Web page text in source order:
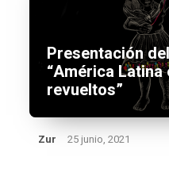
Presentación
“América
revueltos”
Zur 25 junio, 2021